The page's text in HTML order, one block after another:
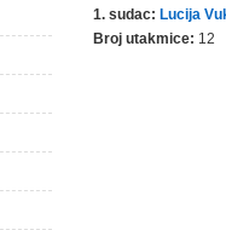
1. sudac: Lucija
Broj utakmice: 12